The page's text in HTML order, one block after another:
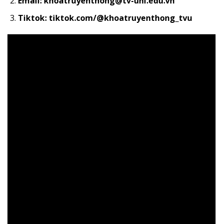
Tiktok: tiktok.com/@khoatruyenthong_tvu